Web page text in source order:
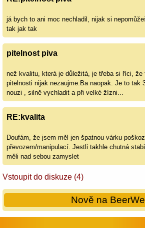
já bych to ani moc nechladil, nijak si
tak jak tak
pitelnost piva
než kvalitu, která je důležitá, je třeba si říci, že
pitelnosti nijak nezaujme.Ba naopak. Je to tak
nouzi , silně vychladit a při velké žízni...
RE:kvalita
Doufám, že jsem měl jen špatnou várku
převozem/manipulací. Jestli takhle chutná
měli nad sebou zamyslet
Vstoupit do diskuze (4)
Nově na